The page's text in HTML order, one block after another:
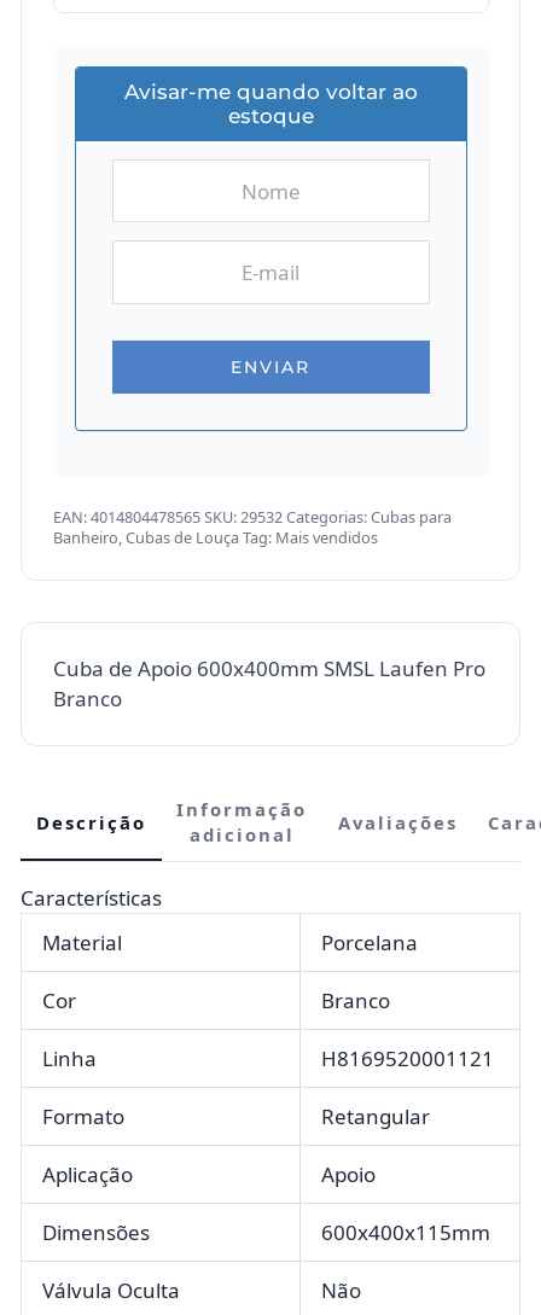
Avisar-me quando voltar ao
estoque
EAN:4014804478565SKU:29532Categorias:Cubas para
Banheiro,Cubas de Louça Tag: Mais vendidos
Cuba de Apoio 600x400mm SMSL Laufen Pro
Branco
Descrição
Informação
adicional
Avaliações
Características
Material
Porcelana
Cor Branco
Linha H8169520001121
Formato Retangular
Aplicação Apoio
Dimensões 600x400x115mm
Válvula Oculta Não